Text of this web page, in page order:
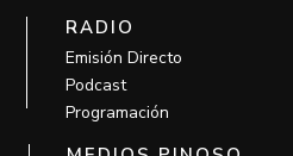
RADIO
Emisión Directo
Podcast
Programación